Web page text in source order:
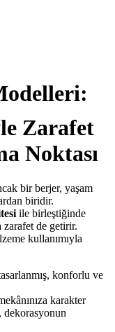
Zarafet
Noktası
bir berjer, yaşam
biridir.
ile birleştiğinde
zarafet de getirir.
kullanımıyla
konforlu ve
karakter
dekorasyonun